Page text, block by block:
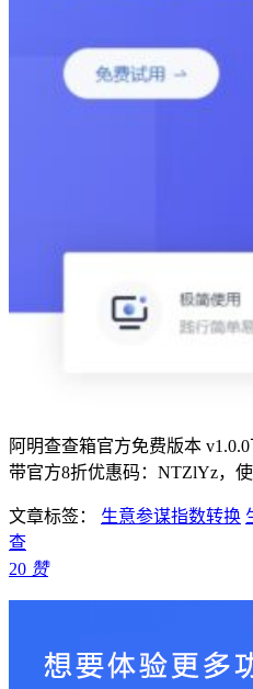
阿明查查箱官方免费版本 v1.0.0
带官方8折优惠码：NTZlYz，
文章标签： 生意参谋指数转换
查
20 赞